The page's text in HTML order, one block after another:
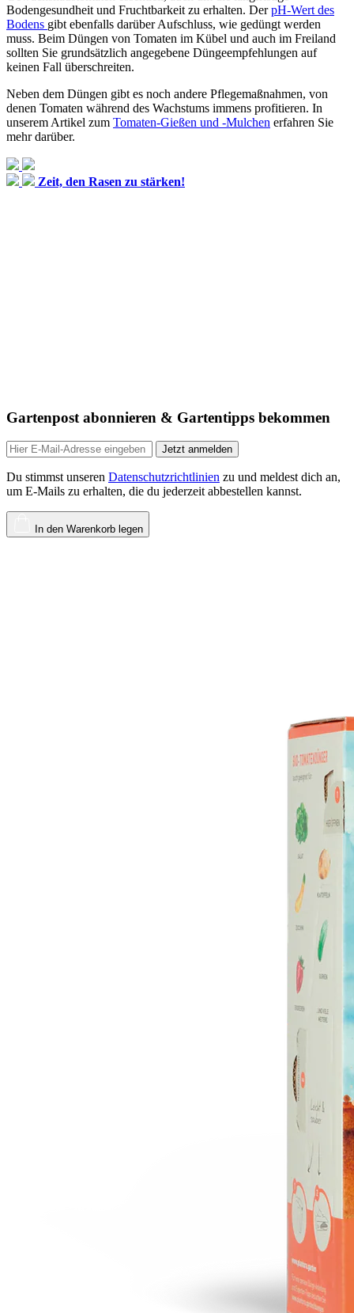
Bodengesundheit und Fruchtbarkeit zu erhalten. DerpH-Wert des
Bodens gibt ebenfalls darüber Aufschluss, wie gedüngt werden
muss. Beim Düngen von Tomaten im Kübel und auch im Freiland
sollten Sie grundsätzlich angegebene Düngeempfehlungen auf
keinen Fall überschreiten.
Neben dem Düngen gibt es noch andere Pflegemaßnahmen, von
denen Tomaten während des Wachstums immens profitieren. In
unserem Artikel zum Tomaten-Gießen und -Mulchen erfahren Sie
mehr darüber.
Zeit, den Rasen zu stärken!
Gartenpost abonnieren & Gartentipps bekommen
Jetzt anmelden
Du stimmst unseren Datenschutzrichtlinien zu und meldest dich an,
um E-Mails zu erhalten, die du jederzeit abbestellen kannst.
In den Warenkorb legen